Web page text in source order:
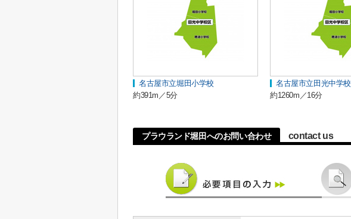
名古屋市立堀田小学校
約391m／5分
名古屋市立田光中学校
約1260m／16分
プラウランド堀田へのお問い合わせ contact us